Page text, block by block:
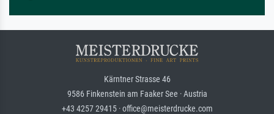
Kärntner Strasse 46
9586 Finkenstein am Faaker See · Austria
+43 4257 29415 · office@meisterdrucke.com